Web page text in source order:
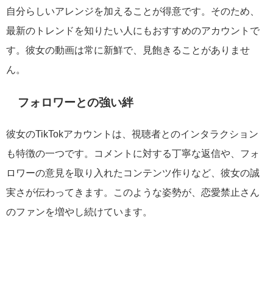
自分らしいアレンジを加えることが得意です。そのため、
最新のトレンドを知りたい人にもおすすめのアカウントで
す。彼女の動画は常に新鮮で、見飽きることがありませ
ん。
フォロワーとの強い絆
彼女のTikTokアカウントは、視聴者とのインタラクション
も特徴の一つです。コメントに対する丁寧な返信や、フォ
ロワーの意見を取り入れたコンテンツ作りなど、彼女の誠
実さが伝わってきます。このような姿勢が、恋愛禁止さん
のファンを増やし続けています。